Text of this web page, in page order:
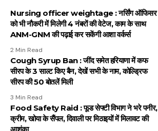
Nursing officer weightage : नर्सिंग ऑफिसर
को भी नौकरी में मिलेगी 4 नंबरों की वेटेज, काम के साथ
ANM-GNM की पढ़ाई कर सकेंगी आशा वर्कर्स
2 Min Read
Cough Syrup Ban : जींद समेत हरियाणा में कफ
सीरप के 3 साल्ट किए बैन, देखें सभी के नाम, कोल्ड्रिफ
सीरप की 50 बोतलें मिली
3 Min Read
Food Safety Raid : फूड सेफ्टी विभाग ने भरे पनीर,
क्रीम, खोया के सैंपल, दिवाली पर मिठाइयों में मिलावट की